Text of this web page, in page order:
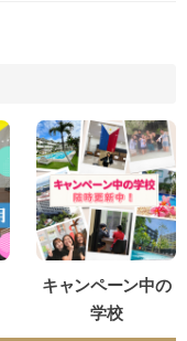
キャンペーン中の
学校